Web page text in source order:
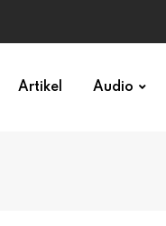
Artikel Audio